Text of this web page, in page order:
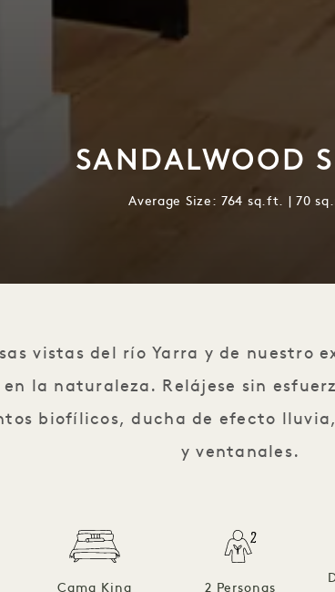
SANDALWOOD
Average Size: 764 sq.ft. | 70
vistas del río Yarra y de nuestro
la naturaleza. Relájese sin
biofílicos, ducha de efecto
y ventanales.
Cama King 2 Personas